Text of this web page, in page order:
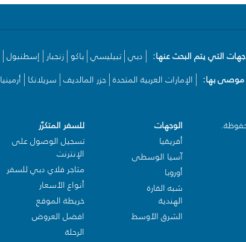
التي يتم البحث عنها: دبي تبيليسي باكو زنجبار إسطنبول
موصى بها:
الإمارات العربية المتحدة جزر المالديف سريلانكا أرمينيا
الوجهات
أفريقيا
آسيا الوسطى
أوروبا
شبه القارة
الهندية
الشرق الأوسط
للسفر المتكرّر
تسجيل الوصول على
الإنترنت
متاجر فلاي دبي للسفر
أنواع الأسعار
خريطة الموقع
افضل العروض
الرحلة